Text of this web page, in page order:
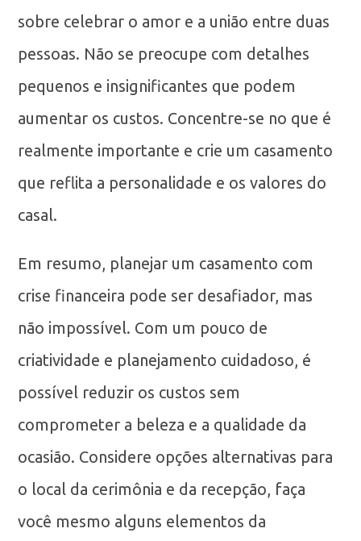
sobre celebrar o amor e a união entre duas
pessoas. Não se preocupe com detalhes
pequenos e insignificantes que podem
aumentar os custos. Concentre-se no que é
realmente importante e crie um casamento
que reflita a personalidade e os valores do
casal.
Em resumo, planejar um casamento com
crise financeira pode ser desafiador, mas
não impossível. Com um pouco de
criatividade e planejamento cuidadoso, é
possível reduzir os custos sem
comprometer a beleza e a qualidade da
ocasião. Considere opções alternativas para
o local da cerimônia e da recepção, faça
você mesmo alguns elementos da